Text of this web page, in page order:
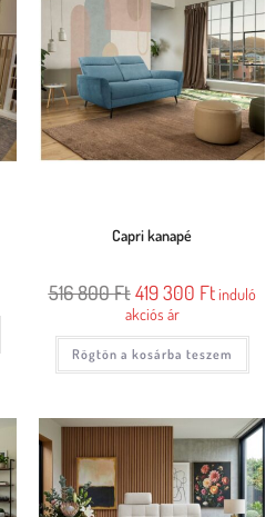
Capri kanapé
516 800Ft 419 300 Ftinduló
akciós ár
Rögtön a kosárba teszem